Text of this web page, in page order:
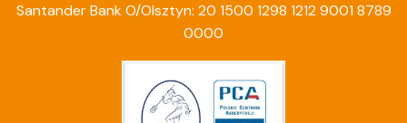
Santander Bank O/Olsztyn: 20 1500 1298 1212 9001 8789
0000